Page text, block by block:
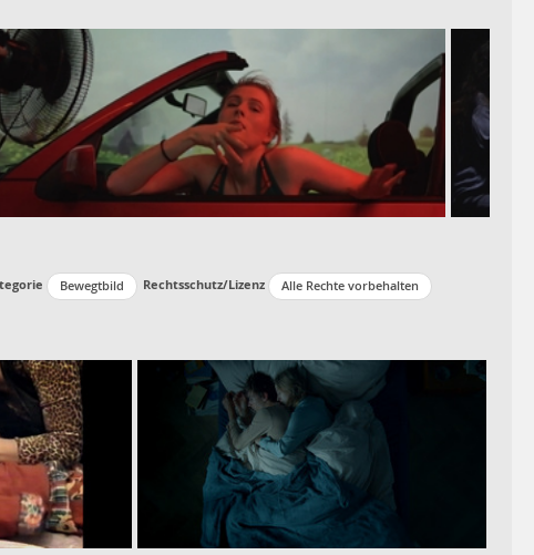
Bewegtbild Rechtsschutz/Lizenz
Alle Rechte vorbehalten